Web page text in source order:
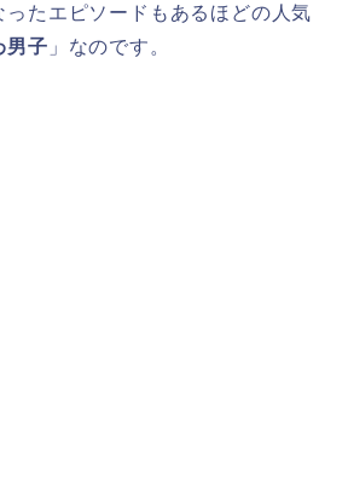
たエピソード もあるほどの人気
男子 」なのです。